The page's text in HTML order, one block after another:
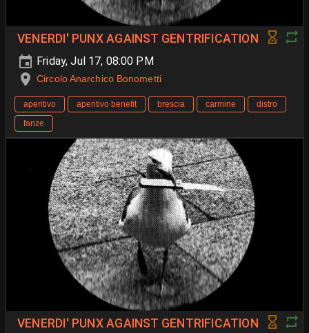
VENERDI' PUNX AGAINST GENTRIFICATION
Friday, Jul 17, 08:00 PM
Circolo Anarchico Bonometti
aperitivo aperitivo benefit brescia carmine
distro
fanze
VENERDI' PUNX AGAINST GENTRIFICATION